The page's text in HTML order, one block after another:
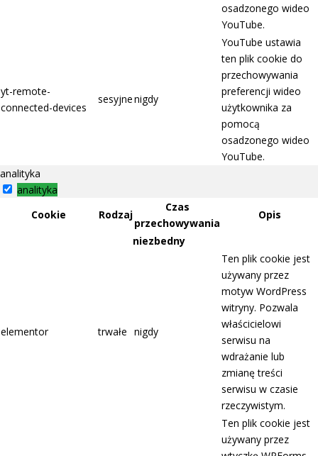
osadzonego wideo
YouTube.
yt-remote-
connected-devices
sesyjnenigdy
YouTube ustawia
ten plik cookie do
przechowywania
preferencji wideo
użytkownika za
pomocą
osadzonego wideo
YouTube.
analityka
analityka
Cookie
Rodzaj
Czas
przechowywania
Opis
niezbedny
elementor trwałe nigdy
Ten plik cookie jest
używany przez
motyw WordPress
witryny. Pozwala
właścicielowi
serwisu na
wdrażanie lub
zmianę treści
serwisu w czasie
rzeczywistym.
Ten plik cookie jest
używany przez